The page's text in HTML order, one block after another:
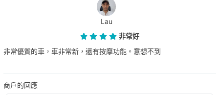
Lau
非常好
非常優質的車，車非常新，還有按摩功能。意想不到
商戶的回應